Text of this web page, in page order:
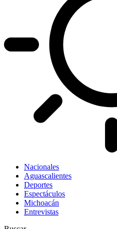
Nacionales
Aguascalientes
Deportes
Espectáculos
Michoacán
Entrevistas